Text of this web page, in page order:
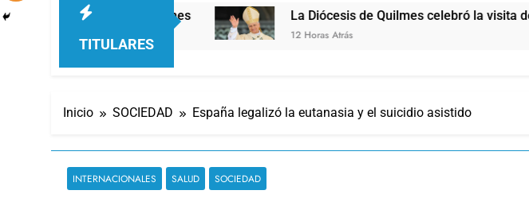
TITULARES
en la sede de Quilmes La Diócesis de Quilmes celebró la visita del Papa
12 Horas Atrás
Inicio SOCIEDAD España legalizó la eutanasia y el suicidio asistido
INTERNACIONALES SALUD SOCIEDAD